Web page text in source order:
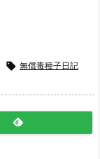
 無償毒種子日記